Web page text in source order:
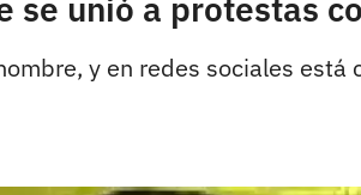
se unió a protestas
y en redes sociales